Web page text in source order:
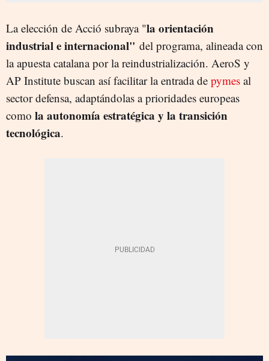
La elección de Acció subraya "la orientación
industrial e internacional" del programa, alineada con
la apuesta catalana por la reindustrialización. AeroS y
AP Institute buscan así facilitar la entrada de pymes al
sector defensa, adaptándolas a prioridades europeas
como la autonomía estratégica y la transición
tecnológica.